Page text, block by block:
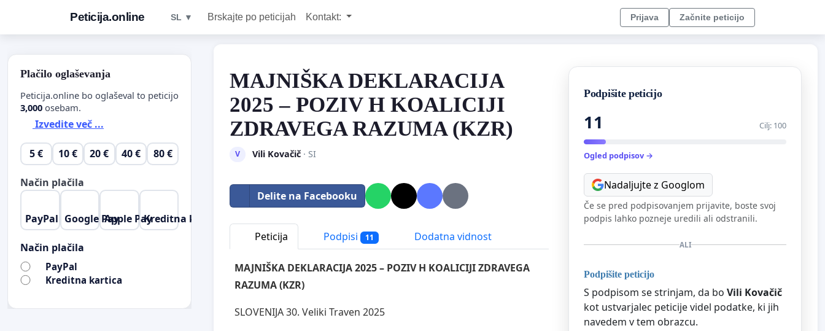
Peticija.online SL ▼ Brskajte po peticijah Kontakt: Prijava Začnite peticijo
MAJNIŠKA DEKLARACIJA
2025 – POZIV H KOALICIJI
ZDRAVEGA RAZUMA (KZR)
V Vili Kovačič· SI
Delite na Facebooku
Peticija Podpisi 11 Dodatna vidnost
MAJNIŠKA DEKLARACIJA 2025 – POZIV H KOALICIJI ZDRAVEGA
RAZUMA (KZR)
SLOVENIJA 30. Veliki Traven 2025
Podpišite peticijo
11 Cilj: 100
Ogled podpisov →
Nadaljujte z Googlom
Če se pred podpisovanjem prijavite, boste svoj
podpis lahko pozneje uredili ali odstranili.
ALI
Podpišite peticijo
S podpisom se strinjam, da bo Vili Kovačič
kot ustvarjalec peticije videl podatke, ki jih
navedem v tem obrazcu.
Plačilo oglaševanja
Peticija.online bo oglaševal to peticijo
3,000 osebam.
Izvedite več ...
5 € 10 € 20 € 40 € 80 €
Način plačila
PayPal Google PayApple PayKreditna kartica
Način plačila
PayPal
Kreditna kartica